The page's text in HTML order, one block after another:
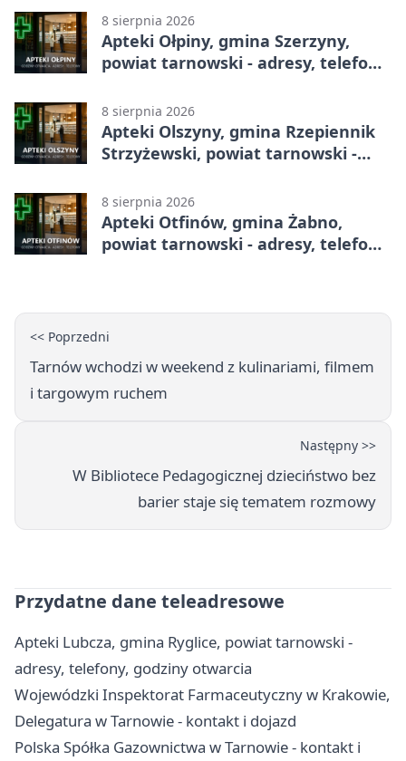
8 sierpnia 2026
Apteki Ołpiny, gmina Szerzyny,
powiat tarnowski - adresy, telefony,
8 sierpnia 2026
Apteki Olszyny, gmina Rzepiennik
Strzyżewski, powiat tarnowski -
8 sierpnia 2026
Apteki Otfinów, gmina Żabno,
powiat tarnowski - adresy, telefony,
<< Poprzedni
Tarnów wchodzi w weekend z kulinariami, filmem
i targowym ruchem
Następny >>
W Bibliotece Pedagogicznej dzieciństwo bez
barier staje się tematem rozmowy
Przydatne dane teleadresowe
Apteki Lubcza, gmina Ryglice, powiat tarnowski -
adresy, telefony, godziny otwarcia
Wojewódzki Inspektorat Farmaceutyczny w Krakowie,
Delegatura w Tarnowie - kontakt i dojazd
Polska Spółka Gazownictwa w Tarnowie - kontakt i